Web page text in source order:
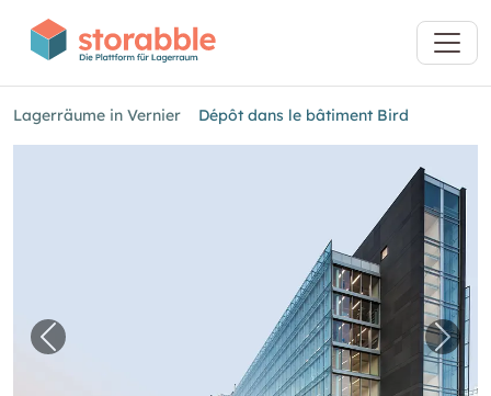
Lagerräume in Vernier Dépôt dans le bâtiment Bird
Vorheriges Bild für "Dépôt dans le bâtiment